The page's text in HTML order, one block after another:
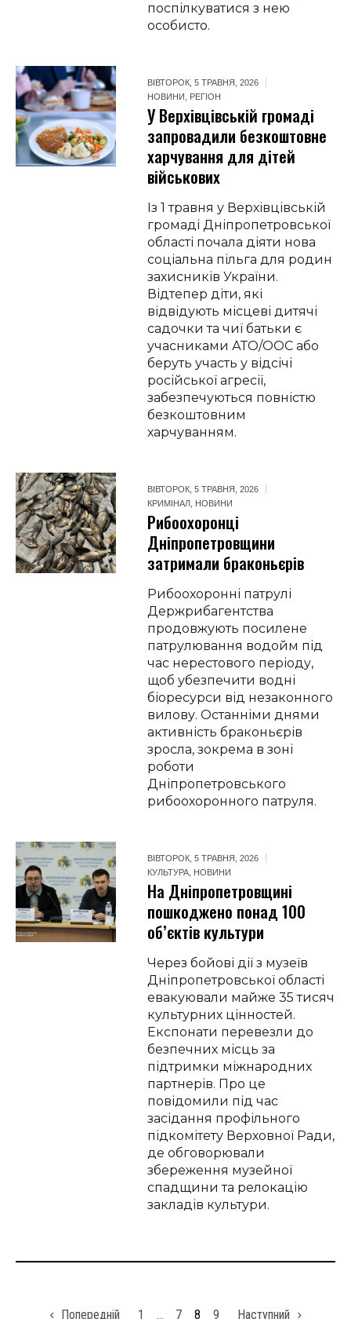
поспілкуватися з нею
особисто.
ВІВТОРОК, 5 ТРАВНЯ, 2026
НОВИНИ
РЕГІОН
У Верхівцівській громаді
запровадили безкоштовне
харчування для дітей
військових
Із 1 травня у Верхівцівській
громаді Дніпропетровської
області почала діяти нова
соціальна пільга для родин
захисників України.
Відтепер діти, які
відвідують місцеві дитячі
садочки та чиї батьки є
учасниками АТО/ООС або
беруть участь у відсічі
російської агресії,
забезпечуються повністю
безкоштовним
харчуванням.
ВІВТОРОК, 5 ТРАВНЯ, 2026
КРИМІНАЛ НОВИНИ
Рибоохоронці
Дніпропетровщини
затримали браконьєрів
Рибоохоронні патрулі
Держрибагентства
продовжують посилене
патрулювання водойм під
час нерестового періоду,
щоб убезпечити водні
біоресурси від незаконного
вилову. Останніми днями
активність браконьєрів
зросла, зокрема в зоні
роботи
Дніпропетровського
рибоохоронного патруля.
ВІВТОРОК, 5 ТРАВНЯ, 2026
КУЛЬТУРА НОВИНИ
На Дніпропетровщині
пошкоджено понад 100
об’єктів культури
Через бойові дії з музеїв
Дніпропетровської області
евакуювали майже 35 тисяч
культурних цінностей.
Експонати перевезли до
безпечних місць за
підтримки міжнародних
партнерів. Про це
повідомили під час
засідання профільного
підкомітету Верховної Ради,
де обговорювали
збереження музейної
спадщини та релокацію
закладів культури.
Попередній 1 … 7 8 9 Наступний